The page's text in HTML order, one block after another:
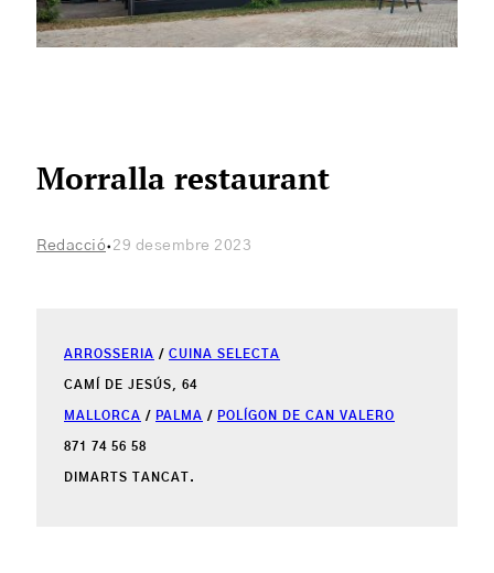
Morralla restaurant
Redacció· 29 desembre 2023
ARROSSERIA / CUINA SELECTA
CAMÍ DE JESÚS, 64
MALLORCA / PALMA / POLÍGON DE CAN VALERO
871 74 56 58
DIMARTS TANCAT.